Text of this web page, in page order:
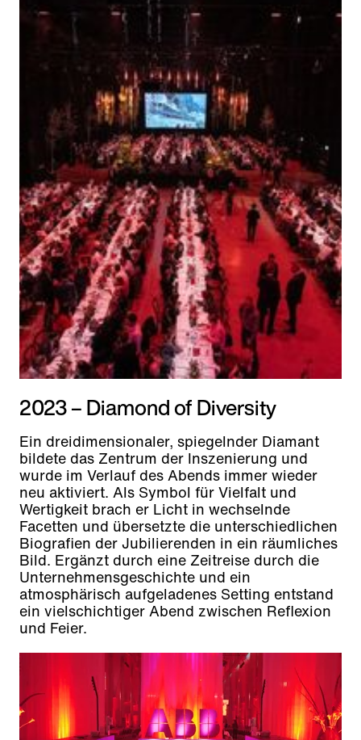
2023 – Diamond of Diversity
Ein dreidimensionaler, spiegelnder Diamant
bildete das Zentrum der Inszenierung und
wurde im Verlauf des Abends immer wieder
neu aktiviert. Als Symbol für Vielfalt und
Wertigkeit brach er Licht in wechselnde
Facetten und übersetzte die unterschiedlichen
Biografien der Jubilierenden in ein räumliches
Bild. Ergänzt durch eine Zeitreise durch die
Unternehmensgeschichte und ein
atmosphärisch aufgeladenes Setting entstand
ein vielschichtiger Abend zwischen Reflexion
und Feier.